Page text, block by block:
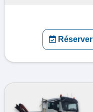
Réserver